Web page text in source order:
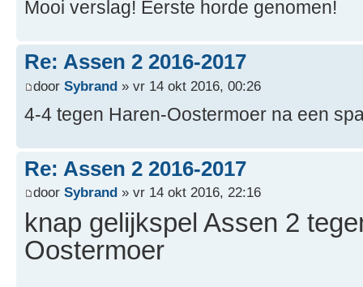
Mooi verslag! Eerste horde genomen!
Re: Assen 2 2016-2017
door Sybrand » vr 14 okt 2016, 00:26
4-4 tegen Haren-Oostermoer na een
Re: Assen 2 2016-2017
door Sybrand » vr 14 okt 2016, 22:16
knap gelijkspel Assen 2
Oostermoer